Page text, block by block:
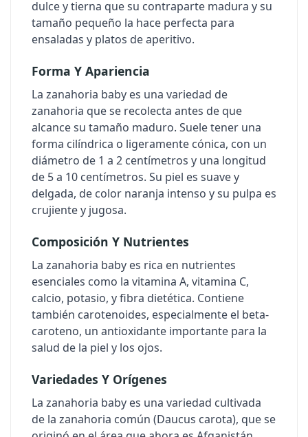
dulce y tierna que su contraparte madura y su
tamaño pequeño la hace perfecta para
ensaladas y platos de aperitivo.
Forma Y Apariencia
La zanahoria baby es una variedad de
zanahoria que se recolecta antes de que
alcance su tamaño maduro. Suele tener una
forma cilíndrica o ligeramente cónica, con un
diámetro de 1 a 2 centímetros y una longitud
de 5 a 10 centímetros. Su piel es suave y
delgada, de color naranja intenso y su pulpa es
crujiente y jugosa.
Composición Y Nutrientes
La zanahoria baby es rica en nutrientes
esenciales como la vitamina A, vitamina C,
calcio, potasio, y fibra dietética. Contiene
también carotenoides, especialmente el beta-
caroteno, un antioxidante importante para la
salud de la piel y los ojos.
Variedades Y Orígenes
La zanahoria baby es una variedad cultivada
de la zanahoria común (Daucus carota), que se